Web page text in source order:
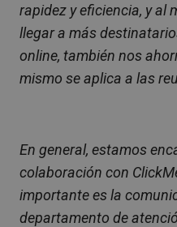
rapidez y eficiencia, y al
llegar a más
online, también nos
mismo se aplica a las
En general, estamos
colaboración con
importante es la
departamento de